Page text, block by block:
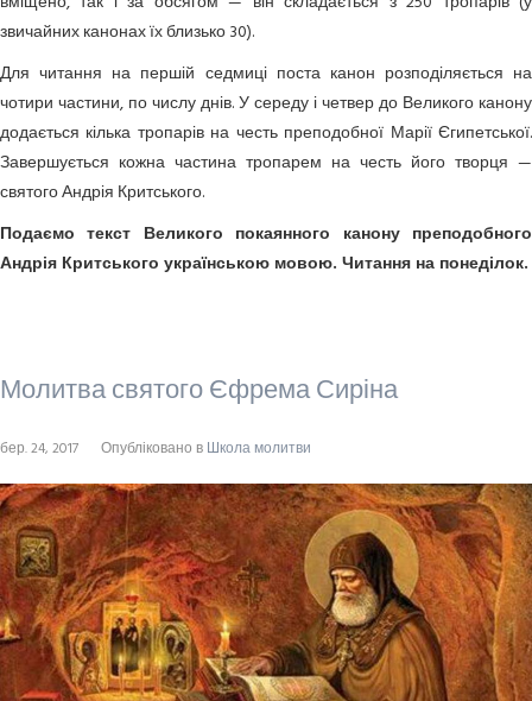
звичайних канонах їх близько 30).
Для читання на першій седмиці поста канон розподіляється на
чотири частини, по числу днів. У середу і четвер до Великого канону
додається кілька тропарів на честь преподобної Марії Єгипетської.
Завершується кожна частина тропарем на честь його творця —
святого Андрія Критського.
Подаємо текст Великого покаянного канону преподобного
Андрія Критського українською мовою. Читання на понеділок.
Молитва святого Єфрема Сиріна
бер. 24, 2017 Опубліковано в Школа молитви